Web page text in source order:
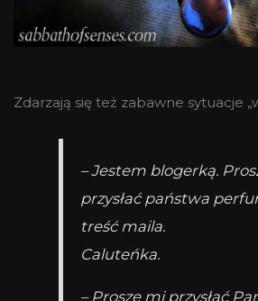
Zdarzają się też zabawne sytuacje
– Jestem blogerką.
przysłać państwa
treść maila.
– Proszę mi przysłać